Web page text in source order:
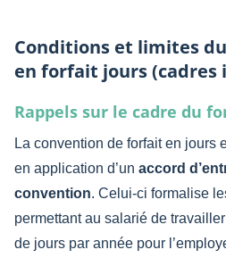
Conditions et limites
en forfait jours (cadres
Rappels sur le cadre du
La convention de forfait en jours
en application d’un accord
convention. Celui-ci formalise
permettant au salarié de
de jours par année pour